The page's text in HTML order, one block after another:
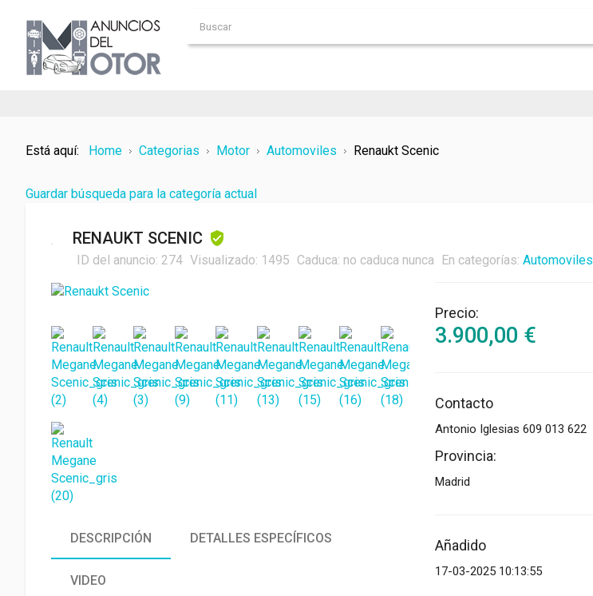
Está aquí: Home Categorias Motor Automoviles Renaukt Scenic
Guardar búsqueda para la categoría actual
RENAUKT SCENIC
ID del anuncio: 274 Visualizado: 1495 Caduca: no caduca nunca En categorías: Automoviles
Precio:
3.900,00 €
Contacto
Antonio Iglesias 609 013 622
Provincia:
Madrid
Añadido
17-03-2025 10:13:55
DESCRIPCIÓN DETALLES ESPECÍFICOS
VIDEO